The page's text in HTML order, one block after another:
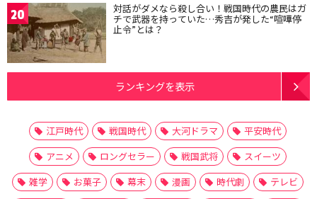
20 対話がダメなら殺し合い！戦国時代の農民はガ
チで武器を持っていた…秀吉が発した“喧嘩停
止令”とは？
ランキングを表示
江戸時代 戦国時代 大河ドラマ
平安時代
アニメ
ロングセラー 戦国武将
スイーツ
雑学
お菓子 幕末 漫画 時代劇
テレビ